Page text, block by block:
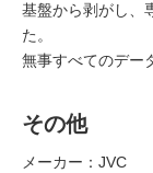
基盤から剥がし、
た。
無事すべてのデー
その他
メーカー：JVC